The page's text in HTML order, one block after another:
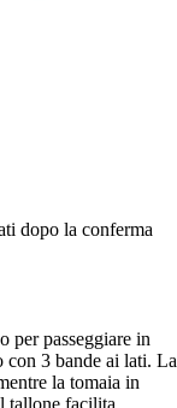
dopo la conferma
per passeggiare in
con 3 bande ai lati. La
la tomaia in
tallone facilita